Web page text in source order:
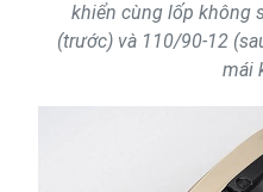
khiển cùng lốp không
(trước) và 110/90-12
mái